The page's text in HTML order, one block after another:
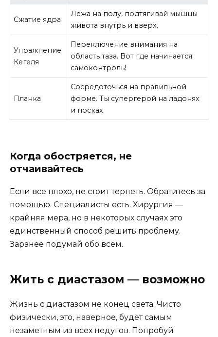
Сжатие ядра
Лежа на полу, подтягивай мышцы
живота внутрь и вверх.
Упражнение
Кегеля
Переключение внимания на
область таза. Вот где начинается
самоконтроль!
Планка
Сосредоточься на правильной
форме. Ты супергерой на ладонях
и носках.
Когда обостряется, не
отчаивайтесь
Если все плохо, не стоит терпеть. Обратитесь за
помощью. Специалисты есть. Хирургия —
крайняя мера, но в некоторых случаях это
единственный способ решить проблему.
Заранее подумай обо всем.
Жить с диастазом — возможно
Жизнь с диастазом не конец света. Чисто
физически, это, наверное, будет самым
незаметным из всех недугов. Попробуй